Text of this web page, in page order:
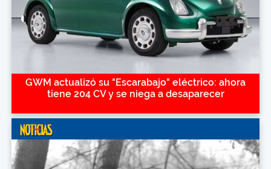
GWM actualizó su "Escarabajo" eléctrico: ahora
tiene 204 CV y se niega a desaparecer